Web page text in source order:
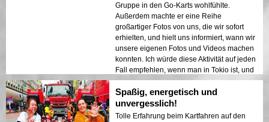
Gruppe in den Go-Karts wohlfühlte.
Außerdem machte er eine Reihe
großartiger Fotos von uns, die wir sofort
erhielten, und hielt uns informiert, wann wir
unsere eigenen Fotos und Videos machen
konnten. Ich würde diese Aktivität auf jeden
Fall empfehlen, wenn man in Tokio ist, und
würde den Instruktor und die Organisation
zu 100 % empfehlen.
Spaßig, energetisch und
unvergesslich!
Tolle Erfahrung beim Kartfahren auf den